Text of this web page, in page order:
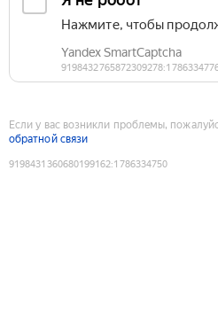
Если у вас возникли проблемы,
обратной связи
9198431360680199162:1786334750